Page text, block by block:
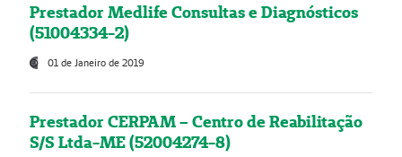
Prestador Medlife Consultas e Diagnósticos
(51004334-2)
01 de Janeiro de 2019
Prestador CERPAM – Centro de Reabilitação
S/S Ltda-ME (52004274-8)